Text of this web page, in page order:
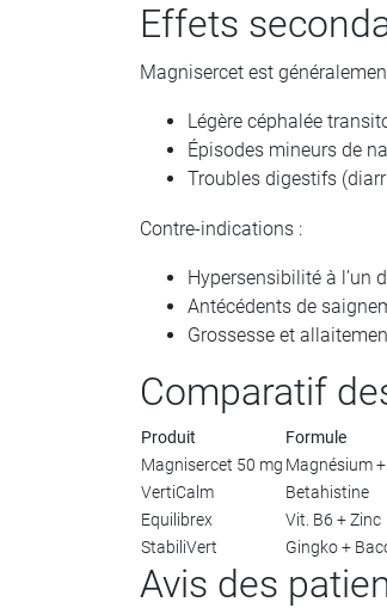
Effets
Magnisercet est
Légère céphalée
Épisodes mineurs de
Troubles digestifs
Contre-indications :
Hypersensibilité à l’un
Antécédents de
Grossesse et
Comparatif
Produit Formule
Magnisercet 50 mg Magnésium
VertiCalm
Betahistine
Equilibrex
Vit. B6 + Zinc
StabiliVert
Gingko +
Avis des